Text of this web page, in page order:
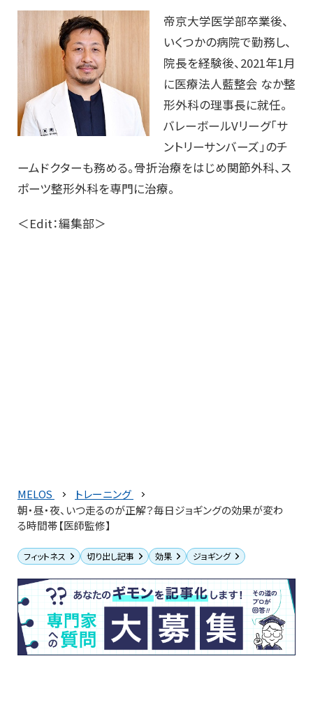
帝京大学医学部卒業後、
いくつかの病院で勤務し、
院長を経験後、2021年1月
に医療法人藍整会 なか整
形外科の理事長に就任。
バレーボールVリーグ「サ
ントリーサンバーズ」のチ
ームドクターも務める。骨折治療をはじめ関節外科、ス
ポーツ整形外科を専門に治療。
＜Edit：編集部＞
MELOS
トレーニング
朝・昼・夜、いつ走るのが正解？毎日ジョギングの効果が変わ
る時間帯【医師監修】
フィットネス 切り出し記事 効果 ジョギング